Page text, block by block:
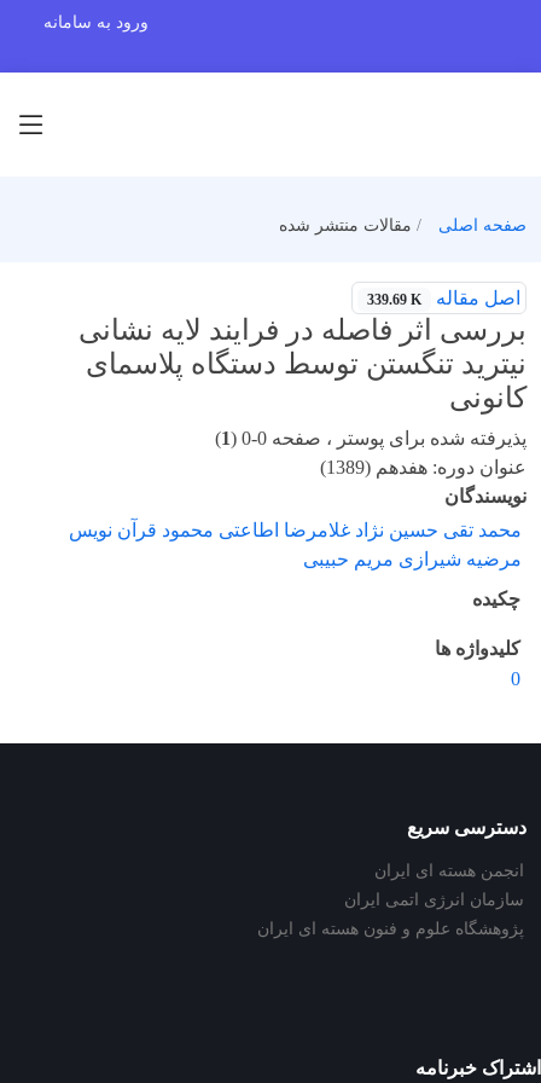
ورود به سامانه
صفحه اصلی مقالات منتشر شده
اصل مقاله 339.69 K
بررسی اثر فاصله در فرایند لایه نشانی
نیترید تنگستن توسط دستگاه پلاسمای
کانونی
پذیرفته شده برای پوستر ، صفحه 0-0 ( 1
)
عنوان دوره: هفدهم (1389)
نویسندگان
محمد تقی حسین نژاد غلامرضا اطاعتی محمود قرآن نویس
مرضیه شیرازی مریم حبیبی
چکیده
کلیدواژه ها
0
دسترسی سریع
انجمن هسته ای ایران
سازمان انرژی اتمی ایران
پژوهشگاه علوم و فنون هسته ای ایران
اشتراک خبرنامه